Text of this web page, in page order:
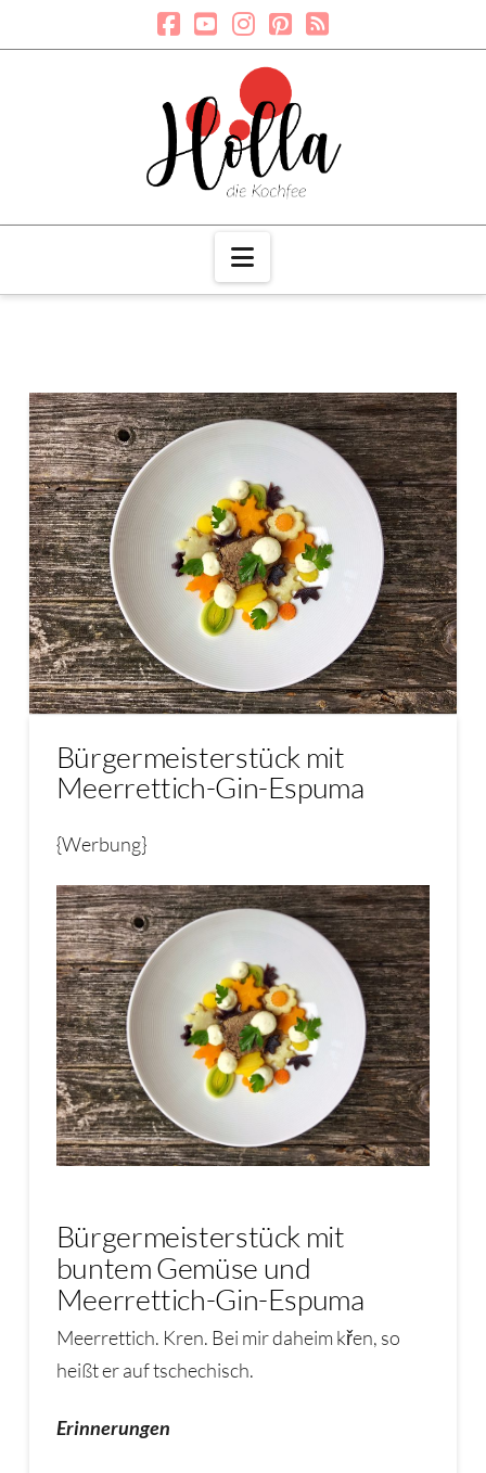
Navigation
Bürgermeisterstück mit
Meerrettich-Gin-Espuma
{Werbung}
Bürgermeisterstück mit
buntem Gemüse und
Meerrettich-Gin-Espuma
Meerrettich. Kren. Bei mir daheim křen, so
heißt er auf tschechisch.
Erinnerungen